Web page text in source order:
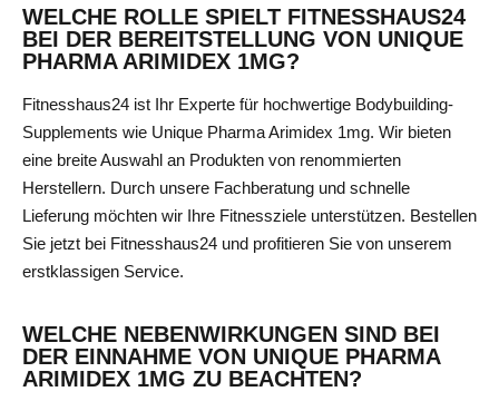
WELCHE ROLLE SPIELT FITNESSHAUS24
BEI DER BEREITSTELLUNG VON UNIQUE
PHARMA ARIMIDEX 1MG?
Fitnesshaus24 ist Ihr Experte für hochwertige Bodybuilding-
Supplements wie Unique Pharma Arimidex 1mg. Wir bieten
eine breite Auswahl an Produkten von renommierten
Herstellern. Durch unsere Fachberatung und schnelle
Lieferung möchten wir Ihre Fitnessziele unterstützen. Bestellen
Sie jetzt bei Fitnesshaus24 und profitieren Sie von unserem
erstklassigen Service.
WELCHE NEBENWIRKUNGEN SIND BEI
DER EINNAHME VON UNIQUE PHARMA
ARIMIDEX 1MG ZU BEACHTEN?